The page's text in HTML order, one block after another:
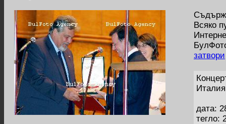
Всяко
затвори
дата:
тегло: